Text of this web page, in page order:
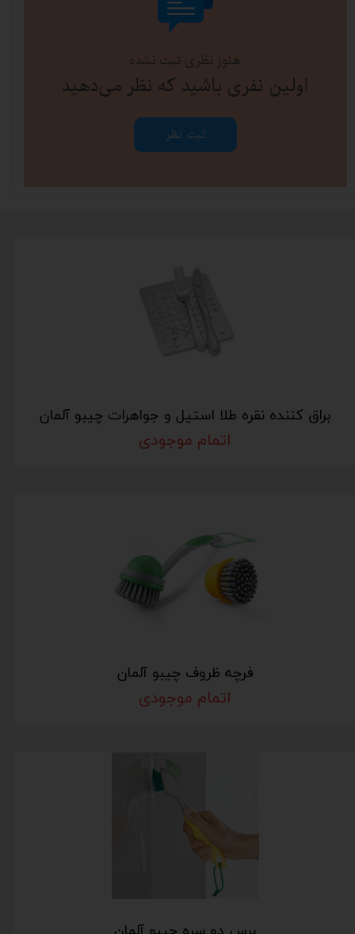
هنوز نظری ثبت نشده
اولین نفری باشید که نظر می‌دهید
ثبت نظر
براق کننده نقره طلا استیل و جواهرات چیبو آلمان
اتمام موجودی
فرچه ظروف چیبو آلمان
اتمام موجودی